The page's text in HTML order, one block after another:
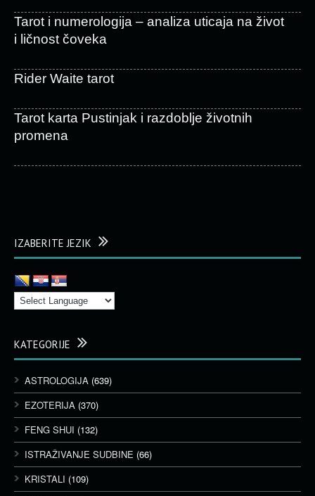
Tarot i numerologija – analiza uticaja na život
i ličnost čoveka
Rider Waite tarot
Tarot karta Pustinjak i razdoblje životnih
promena
IZABERITE JEZIK
KATEGORIJE
ASTROLOGIJA (639)
EZOTERIJA (370)
FENG SHUI (132)
ISTRAŽIVANJE SUDBINE (66)
KRISTALI (109)